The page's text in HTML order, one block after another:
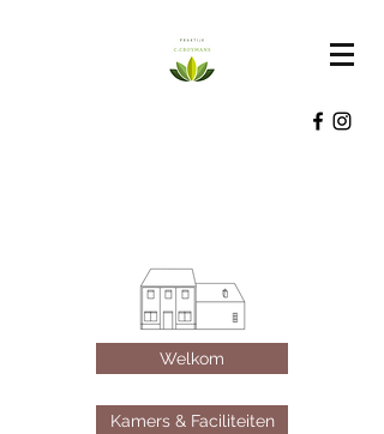
Welkom
Kamers & Faciliteiten